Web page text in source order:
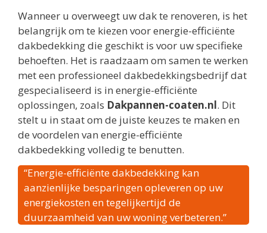
Wanneer u overweegt uw dak te renoveren, is het
belangrijk om te kiezen voor energie-efficiënte
dakbedekking die geschikt is voor uw specifieke
behoeften. Het is raadzaam om samen te werken
met een professioneel dakbedekkingsbedrijf dat
gespecialiseerd is in energie-efficiënte
oplossingen, zoals Dakpannen-coaten.nl. Dit
stelt u in staat om de juiste keuzes te maken en
de voordelen van energie-efficiënte
dakbedekking volledig te benutten.
“Energie-efficiënte dakbedekking kan
aanzienlijke besparingen opleveren op uw
energiekosten en tegelijkertijd de
duurzaamheid van uw woning verbeteren.”